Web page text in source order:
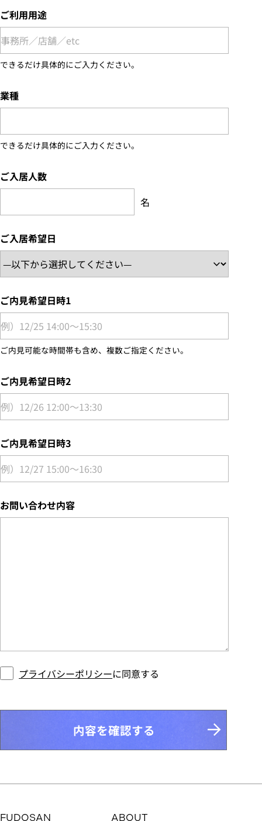
ご利用用途
できるだけ具体的にご入力ください。
業種
できるだけ具体的にご入力ください。
ご入居人数
名
ご入居希望日
ご内見希望日時1
ご内見可能な時間帯も含め、複数ご指定ください。
ご内見希望日時2
ご内見希望日時3
お問い合わせ内容
プライバシーポリシーに同意する
内容を確認する
FUDOSAN ABOUT